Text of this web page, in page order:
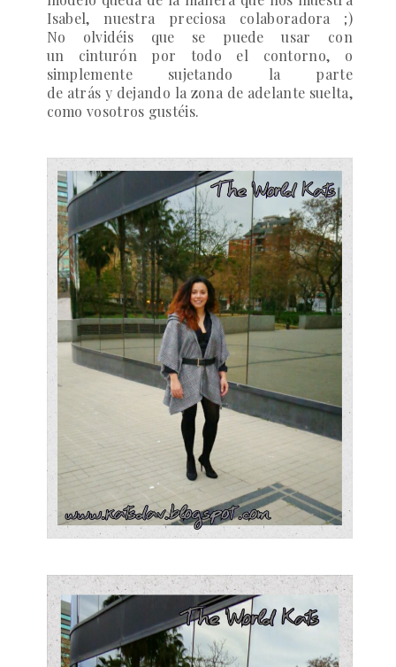
Isabel, nuestra preciosa colaboradora ;)
No olvidéis que se puede usar con
un cinturón por todo el contorno, o
simplemente sujetando la parte
de atrás y dejando la zona de adelante suelta,
como vosotros gustéis.